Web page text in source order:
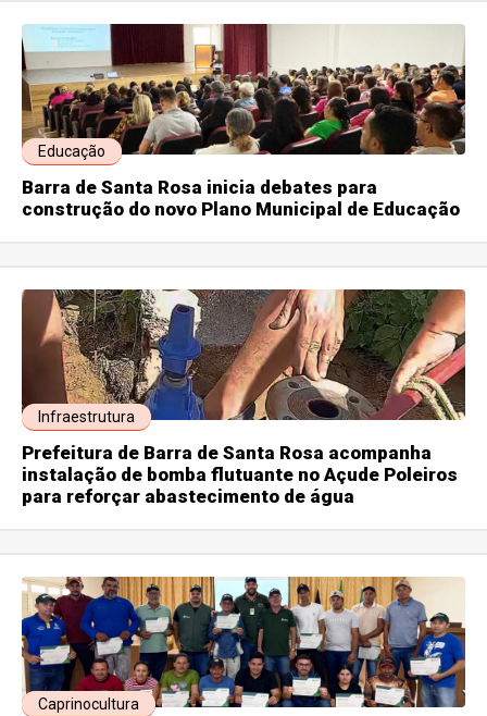
Educação
Barra de Santa Rosa inicia debates para
construção do novo Plano Municipal de Educação
Infraestrutura
Prefeitura de Barra de Santa Rosa acompanha
instalação de bomba flutuante no Açude Poleiros
para reforçar abastecimento de água
Caprinocultura